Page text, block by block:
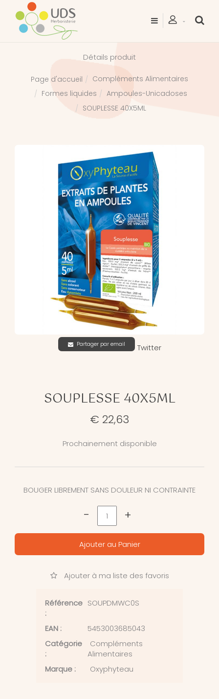
Détails produit
Page d'accueil
Compléments Alimentaires
Formes liquides
Ampoules-Unicadoses
SOUPLESSE 40X5ML
Partager par email Twitter
SOUPLESSE 40X5ML
€ 22,63
Prochainement disponible
BOUGER LIBREMENT SANS DOULEUR NI CONTRAINTE
- +
Ajouter au Panier
Ajouter à ma liste des favoris
Référence
:
SOUPDMWC0S
EAN :
5453003685043
Catégorie
:
Compléments
Alimentaires
Marque :
Oxyphyteau